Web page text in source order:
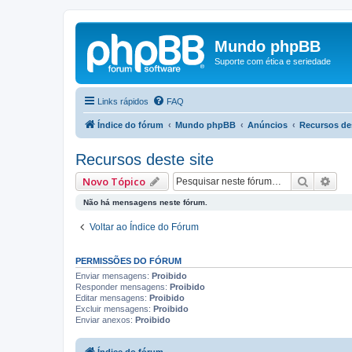
Mundo phpBB
Suporte com ética e seriedade
Links rápidos FAQ
Índice do fórum Mundo phpBB Anúncios Recursos
Recursos deste site
Novo Tópico Pesquisar
Não há mensagens neste fórum.
Voltar ao Índice do Fórum
PERMISSÕES DO FÓRUM
Enviar mensagens: Proibido
Responder mensagens: Proibido
Editar mensagens: Proibido
Excluir mensagens: Proibido
Enviar anexos: Proibido